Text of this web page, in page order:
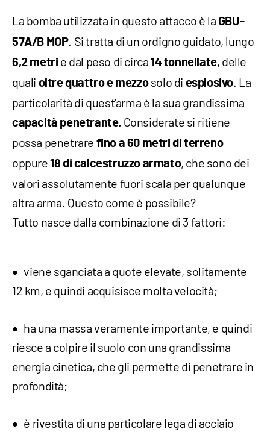
La bomba utilizzata in questo attacco è la GBU-
57A/B MOP. Si tratta di un ordigno guidato, lungo
6,2 metri e dal peso di circa 14 tonnellate, delle
quali oltre quattro e mezzosolo di esplosivo. La
particolarità di quest’arma è la sua grandissima
capacità penetrante. Considerate si ritiene
possa penetrare fino a 60 metri di terreno
oppure18 di calcestruzzo armato, che sono dei
valori assolutamente fuori scala per qualunque
altra arma. Questo come è possibile?
Tutto nasce dalla combinazione di 3 fattori:
viene sganciata a quote elevate, solitamente
12 km, e quindi acquisisce molta velocità;
ha una massa veramente importante, e quindi
riesce a colpire il suolo con una grandissima
energia cinetica, che gli permette di penetrare in
profondità;
è rivestita di una particolare lega di acciaio